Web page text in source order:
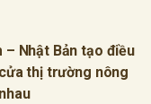
– Nhật Bản tạo điều
thị trường nông